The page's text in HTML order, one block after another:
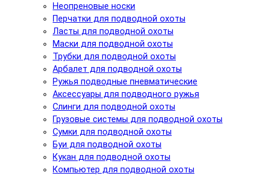
Неопреновые носки
Перчатки для подводной охоты
Ласты для подводной охоты
Маски для подводной охоты
Трубки для подводной охоты
Арбалет для подводной охоты
Ружья подводные пневматические
Аксессуары для подводного ружья
Слинги для подводной охоты
Грузовые системы для подводной охоты
Сумки для подводной охоты
Буи для подводной охоты
Кукан для подводной охоты
Компьютер для подводной охоты